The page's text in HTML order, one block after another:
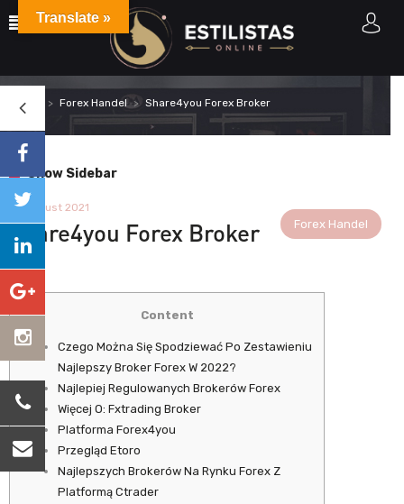
Home Forex Handel Share4you Forex Broker
Show Sidebar
Forex Handel
26 August 2021
Share4you Forex Broker
Content
Czego Można Się Spodziewać Po Zestawieniu
Najlepszy Broker Forex W 2022?
Najlepiej Regulowanych Brokerów Forex
Więcej O: Fxtrading Broker
Platforma Forex4you
Przegląd Etoro
Najlepszych Brokerów Na Rynku Forex Z
Platformą Ctrader
Translate »